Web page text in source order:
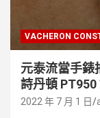
VACHERON
元泰流當手錶
詩丹頓 PT950
2022 年 7 月 1 日